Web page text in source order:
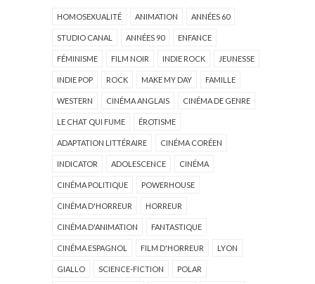
HOMOSEXUALITÉ ANIMATION ANNÉES 60
STUDIO CANAL ANNÉES 90 ENFANCE
FÉMINISME FILM NOIR INDIE ROCK JEUNESSE
INDIE POP ROCK MAKE MY DAY FAMILLE
WESTERN CINÉMA ANGLAIS CINÉMA DE GENRE
LE CHAT QUI FUME ÉROTISME
ADAPTATION LITTÉRAIRE CINÉMA CORÉEN
INDICATOR ADOLESCENCE CINÉMA
CINÉMA POLITIQUE POWERHOUSE
CINÉMA D'HORREUR HORREUR
CINÉMA D'ANIMATION FANTASTIQUE
CINÉMA ESPAGNOL FILM D'HORREUR LYON
GIALLO SCIENCE-FICTION POLAR